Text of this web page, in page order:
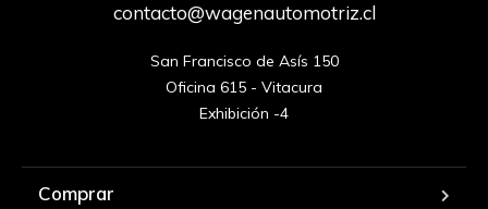
contacto@wagenautomotriz.cl
San Francisco de Asís 150
Oficina 615 - Vitacura
Exhibición -4
Comprar